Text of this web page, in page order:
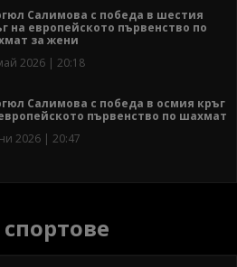
Салимова с победа в шестия
на европейското първенство по
за жени
2026 | 20:18
Салимова с победа в осмия кръг
първенство по шахмат
2026 | 20:47